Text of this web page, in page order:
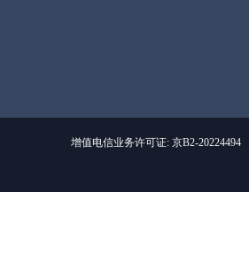
增值电信业务许可证: 京B2-20224494